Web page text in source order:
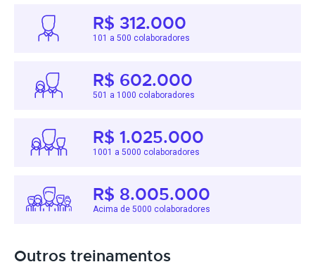
R$ 312.000
101 a 500 colaboradores
R$ 602.000
501 a 1000 colaboradores
R$ 1.025.000
1001 a 5000 colaboradores
R$ 8.005.000
Acima de 5000 colaboradores
Outros treinamentos